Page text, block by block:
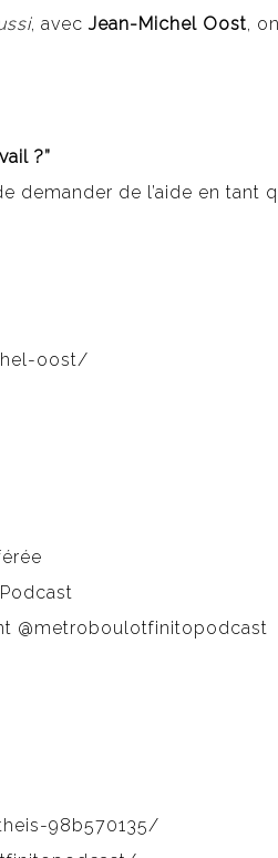
, avec Jean-Michel Oost,
?”
de l’aide en tant
oost/
@metroboulotfinitopodcast
98b570135/